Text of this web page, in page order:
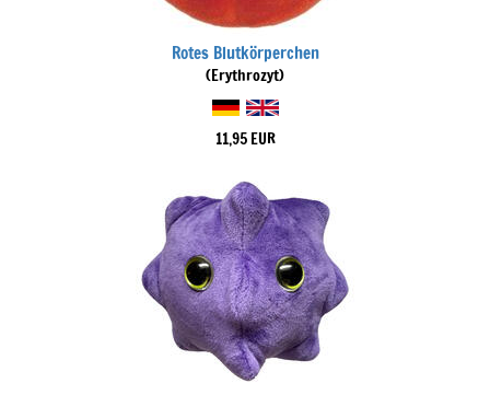
Rotes Blutkörperchen
(Erythrozyt)
11,95 EUR